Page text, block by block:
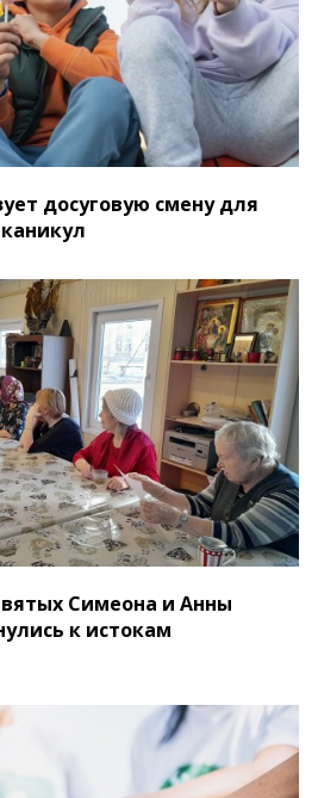
досуговую смену для
Симеона и Анны
к истокам